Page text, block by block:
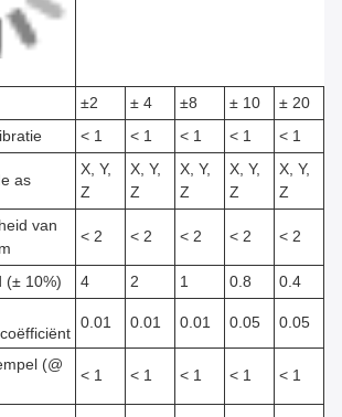
±2 ± 4 ±8 ± 10 ± 20
< 1 < 1 < 1 < 1 < 1
as
X, Y,
Z
X, Y,
Z
X, Y,
Z
X, Y,
Z
X, Y,
Z
van
< 2 < 2 < 2 < 2 < 2
(± 10%) 4 2 1 0.8 0.4
0.01 0.01 0.01 0.05 0.05
(@
< 1 < 1 < 1 < 1 < 1